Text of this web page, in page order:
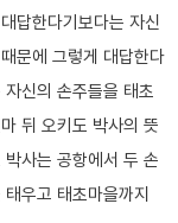
답한다기보다는 자신
문에 그렇게 대답한다
신의 손주들을 태초
뒤 오키도 박사의 뜻
사는 공항에서 두 손
우고 태초마을까지